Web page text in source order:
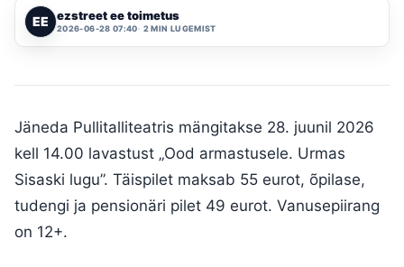
EE ezstreet ee toimetus
2026-06-28 07:40 2 MIN LUGEMIST
Jäneda Pullitalliteatris mängitakse 28. juunil 2026
kell 14.00 lavastust „Ood armastusele. Urmas
Sisaski lugu”. Täispilet maksab 55 eurot, õpilase,
tudengi ja pensionäri pilet 49 eurot. Vanusepiirang
on 12+.